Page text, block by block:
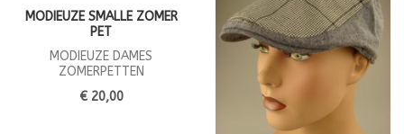
MODIEUZE SMALLE ZOMER
PET
MODIEUZE DAMES
ZOMERPETTEN
€ 20,00